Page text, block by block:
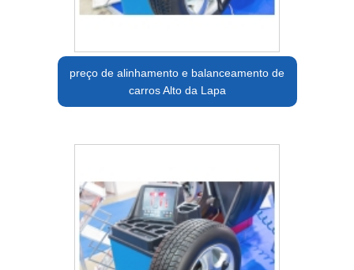
preço de alinhamento e balanceamento de
carros Alto da Lapa